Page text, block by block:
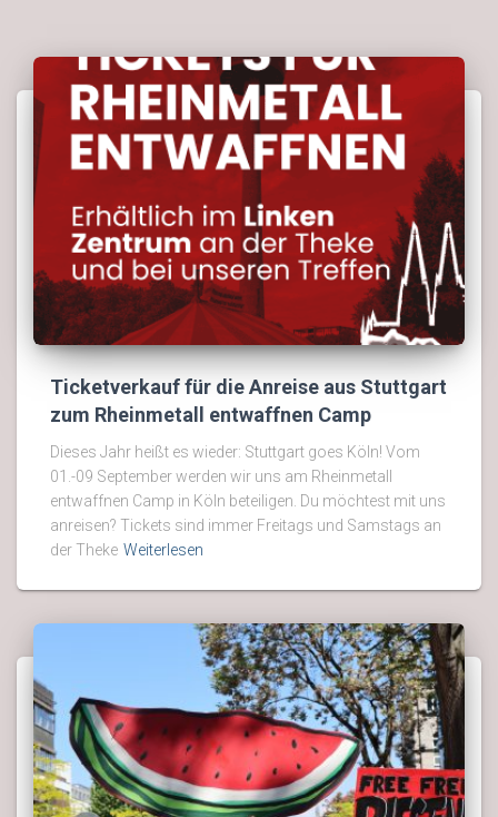
Ticketverkauf für die Anreise aus Stuttgart
zum Rheinmetall entwaffnen Camp
Dieses Jahr heißt es wieder: Stuttgart goes Köln! Vom
01.-09 September werden wir uns am Rheinmetall
entwaffnen Camp in Köln beteiligen. Du möchtest mit uns
anreisen? Tickets sind immer Freitags und Samstags an
der Theke Weiterlesen